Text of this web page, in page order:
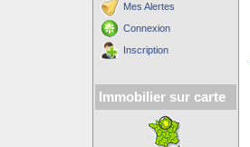
Mes Alertes
Connexion
Inscription
Immobilier sur carte